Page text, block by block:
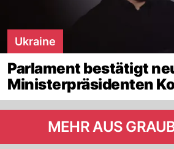
Ukraine
Parlament bestätigt
Ministerpräsidenten
MEHR AUS